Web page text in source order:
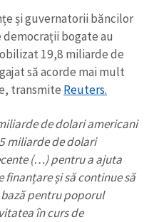
și guvernatorii băncilor
bogate au
19,8 miliarde de
să acorde mai mult
transmite Reuters.
de dolari americani
miliarde de dolari
(…) pentru a ajuta
finanțare și să continue să
pentru poporul
în curs de